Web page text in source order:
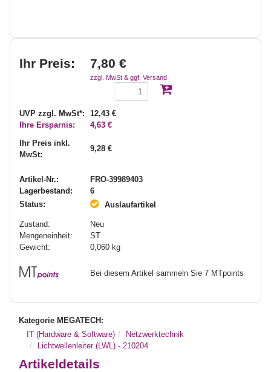
Ihr Preis: 7,80 €
zzgl. MwSt & ggf. Versand
UVP zzgl. MwSt*:
12,43 €
Ihre Ersparnis:
4,63 €
Ihr Preis inkl.
MwSt:
9,28 €
Artikel-Nr.:
FRO-39989403
Lagerbestand:
6
Status:
Auslaufartikel
Zustand:
Neu
Mengeneinheit:
ST
Gewicht:
0,060 kg
Bei diesem Artikel sammeln Sie 7 MTpoints
Kategorie MEGATECH:
IT (Hardware & Software)
Netzwerktechnik
Lichtwellenleiter (LWL) - 210204
Artikeldetails